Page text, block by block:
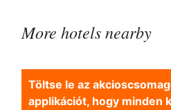
More hotels nearby
Töltse le az
applikációt, hogy minden